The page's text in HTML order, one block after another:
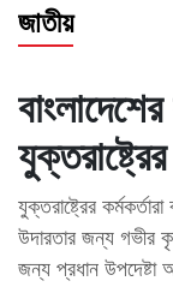
স্বাস্থ্য
তথ্য
প্রযুক্তি
প্রবাস
মুক্তমত
জাতীয়
যুক্তরাষ্ট্রের
উদারতার জন্য গভীর
জন্য প্রধান উপদেষ্টা